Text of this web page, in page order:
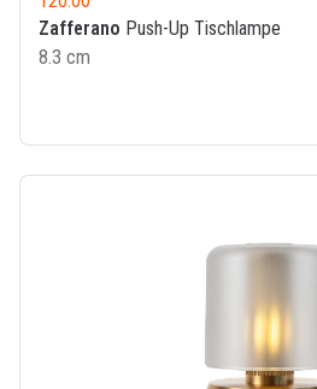
Zafferano Push-Up Tischlampe
8.3 cm